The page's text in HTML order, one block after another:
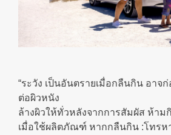
“ระวัง เป็นอันตรายเมื่อกลืนกิน อาจ
ต่อผิวหนัง
ล้างผิวให้ทั่วหลังจากการสัมผัส ห้า
เมื่อใช้ผลิตภัณฑ์ หากกลืนกิน :โทรห